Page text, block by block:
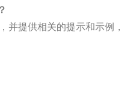
并提供相关的提示和示例，